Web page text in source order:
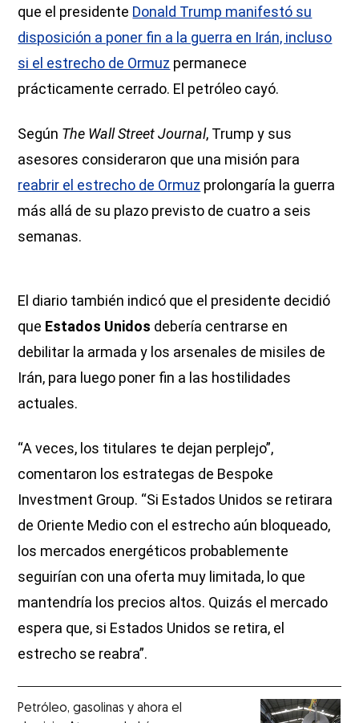
que el presidente Donald Trump manifestó su
disposición a poner fin a la guerra en Irán, incluso
si el estrecho de Ormuz permanece
prácticamente cerrado. El petróleo cayó.
Según The Wall Street Journal, Trump y sus
asesores consideraron que una misión para
reabrir el estrecho de Ormuz prolongaría la guerra
más allá de su plazo previsto de cuatro a seis
semanas.
El diario también indicó que el presidente decidió
que Estados Unidos debería centrarse en
debilitar la armada y los arsenales de misiles de
Irán, para luego poner fin a las hostilidades
actuales.
“A veces, los titulares te dejan perplejo”,
comentaron los estrategas de Bespoke
Investment Group. “Si Estados Unidos se retirara
de Oriente Medio con el estrecho aún bloqueado,
los mercados energéticos probablemente
seguirían con una oferta muy limitada, lo que
mantendría los precios altos. Quizás el mercado
espera que, si Estados Unidos se retira, el
estrecho se reabra”.
Petróleo, gasolinas y ahora el